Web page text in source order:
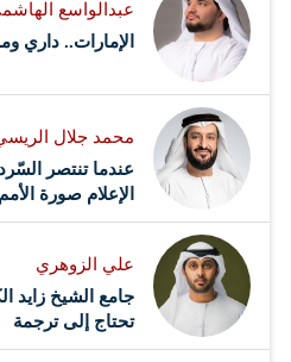
عبدالواسع
الإمارات.. داري
محمد جلال
عندما تنتصر
الإعلام صورة
علي الزوهري
جامع الشيخ زايد
تحتاج إلى ترجمة